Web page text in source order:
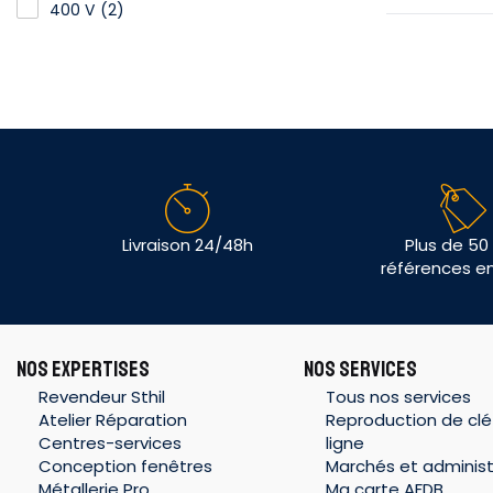
400 V (2)
Livraison 24/48h
Plus de 50
références
NOS EXPERTISES
Revendeur Sthil
Atelier Réparation
Centres-services
Conception fenêtres
NOS SERVICES
Tous nos services
Reproduction de
ligne
Marchés et